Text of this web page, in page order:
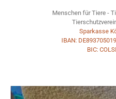
Menschen für Tiere -
Sparkasse
IBAN:
BIC: